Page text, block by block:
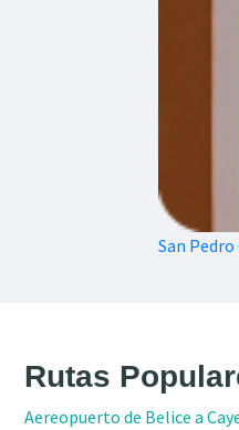
San
Rutas
Aereopuerto de Belice a